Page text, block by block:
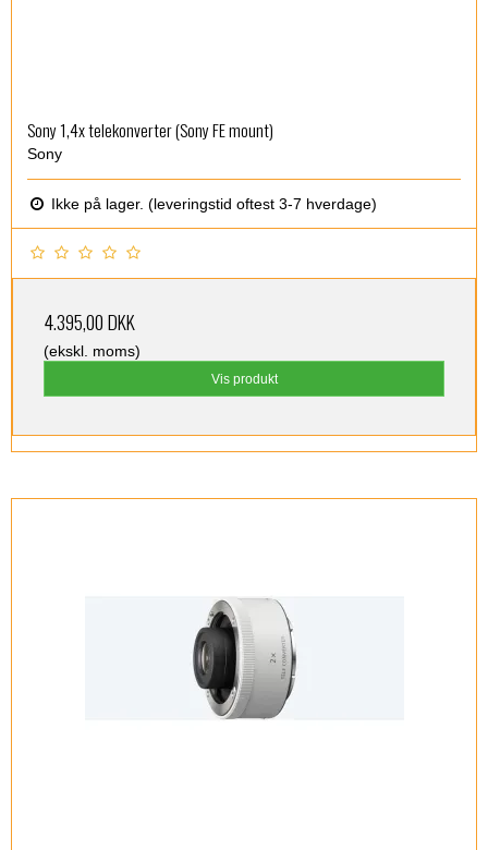
Sony 1,4x telekonverter (Sony FE mount)
Sony
Ikke på lager. (leveringstid oftest 3-7 hverdage)
4.395,00 DKK
(ekskl. moms)
Vis produkt